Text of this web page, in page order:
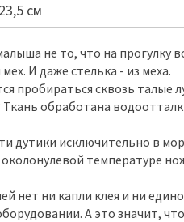
23,5 см
не то, что на прогулку
И даже стелька - из меха.
пробираться сквозь талые
Ткань обработана
дутики исключительно в
температуре
нет ни капли клея и ни
А это значит,